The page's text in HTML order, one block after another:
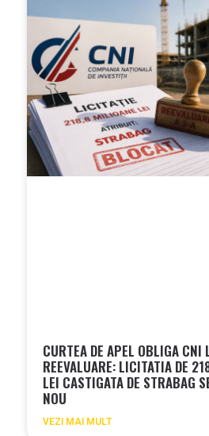
CURTEA DE APEL OBLIGA CNI
REEVALUARE: LICITATIA DE
LEI CASTIGATA DE STRABAG
NOU
VEZI MAI MULT